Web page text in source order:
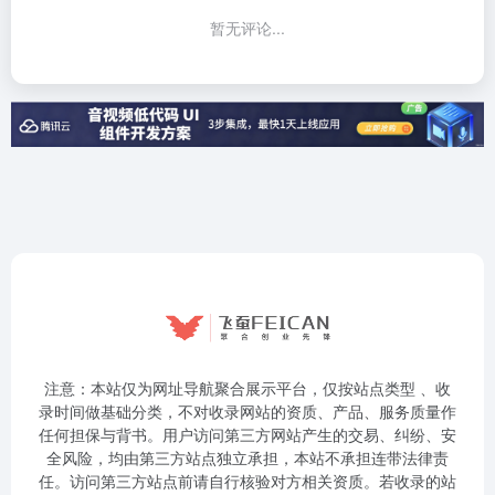
暂无评论...
注意：本站仅为网址导航聚合展示平台，仅按站点类型 、收
录时间做基础分类，不对收录网站的资质、产品、服务质量作
任何担保与背书。用户访问第三方网站产生的交易、纠纷、安
全风险，均由第三方站点独立承担，本站不承担连带法律责
任。访问第三方站点前请自行核验对方相关资质。若收录的站